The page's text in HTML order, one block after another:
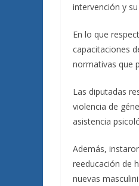
intervención y
En lo que
capacitaciones
normativas que
Las diputadas
violencia de
asistencia
Además,
reeducación de
nuevas